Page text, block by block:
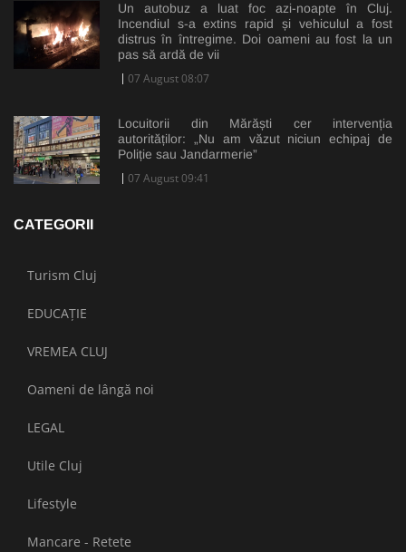
Un autobuz a luat foc azi-noapte în Cluj.
Incendiul s-a extins rapid și vehiculul a fost
distrus în întregime. Doi oameni au fost la un
pas să ardă de vii
07 August 08:07
Locuitorii din Mărăști cer intervenția
autorităților: „Nu am văzut niciun echipaj de
Poliție sau Jandarmerie”
07 August 09:41
CATEGORII
Turism Cluj
EDUCAȚIE
VREMEA CLUJ
Oameni de lângă noi
LEGAL
Utile Cluj
Lifestyle
Mancare - Retete